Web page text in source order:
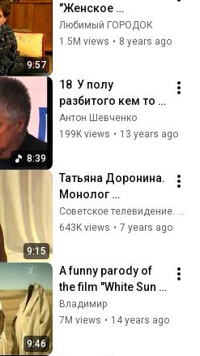
9:57
"Женское
коварство"
Любимый ГОРОДОК
1.5M views • 8 years ago
8:39
18  У полу
разбитого кем то
стакана   Леонид
Сергеев
Антон Шевченко
199K views • 13 years ago
9:15
Татьяна Доронина.
Монолог
инструктора по
туризму. Встреча в
643K views • 7 years ago
9:46
A funny parody of
the film "White Sun
of the Desert."mp4
Владимир
7M views • 14 years ago